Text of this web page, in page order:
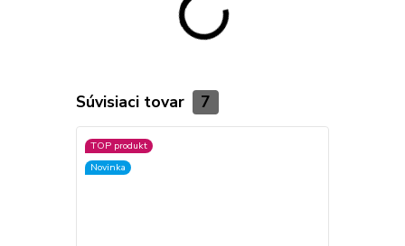
Súvisiaci tovar 7
TOP produkt
Novinka